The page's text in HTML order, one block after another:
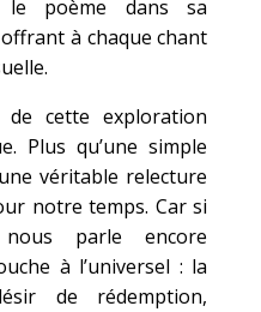
le poème dans sa
à chaque chant
cette exploration
Plus qu’une simple
véritable relecture
notre temps. Car si
parle encore
à l’universel : la
de rédemption,